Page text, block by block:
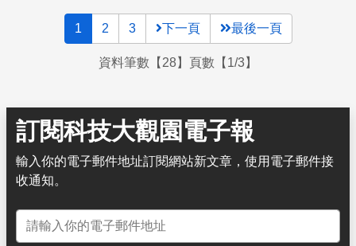
1 2 3 下一頁 最後一頁
資料筆數【28】頁數【1/3】
訂閱科技大觀園電子報
輸入你的電子郵件地址訂閱網站新文章，使用電子郵件接
收通知。
電子郵件地址